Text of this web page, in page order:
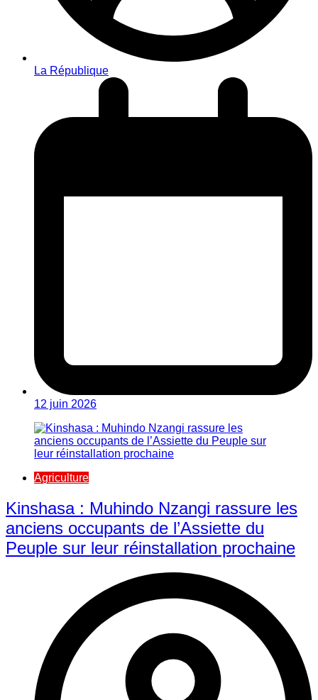
La République
12 juin 2026
Agriculture
Kinshasa : Muhindo Nzangi rassure les
anciens occupants de l’Assiette du
Peuple sur leur réinstallation prochaine